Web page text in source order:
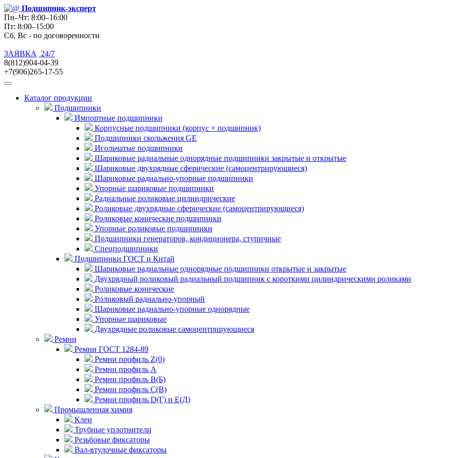
Подшипник-эксперт
Пн–Чт: 8:00–16:00
Пт: 8:00–15:00
Сб, Вс - по договоренности
ЗАЯВКА
24/7
8(812)904-04-39
+7(906)265-17-55
Каталог продукции
Подшипники
Импортные подшипники
Корпусные подшипники (корпус + подшипник)
Подшипники скольжения GE
Игольчатые подшипники
Шариковые радиальные однорядные подшипники закрытые и открытые
Шариковые двухрядные сферические (самоцентрирующиеся)
Шариковые радиально-упорные подшипники
Упорные шариковые подшипники
Радиальные роликовые цилиндрические
Роликовые двухрядные сферические (самоцентрирующиеся)
Роликовые конические подшипники
Упорные роликовые подшипники
Подшипники генераторов, кондиционера, ступичные
Спецподшипники
Подшипники ГОСТ и Китай
Шариковые радиальные однорядные подшипники открытые и закрытые
Двухрядный роликовый радиальный подшипник с короткими цилиндрическими роликами
Роликовые конические
Роликовый радиально-упорный
Шариковые радиально-упорные однорядные
Упорные шариковые
Двухрядные роликовые самоцентрирующиеся
Ремни
Ремни ГОСТ 1284-89
Ремни профиль Z(0)
Ремни профиль А
Ремни профиль В(Б)
Ремни профиль С(В)
Ремни профиль D(Г) и E(Д)
Промышленная химия
Клеи
Трубные уплотнители
Резьбовые фиксаторы
Вал-втулочные фиксаторы